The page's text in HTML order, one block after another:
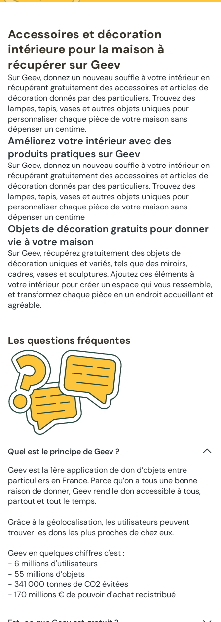
Accessoires et décoration
intérieure pour la maison à
récupérer sur Geev
Sur Geev, donnez un nouveau souffle à votre intérieur en
récupérant gratuitement des accessoires et articles de
décoration donnés par des particuliers. Trouvez des
lampes, tapis, vases et autres objets uniques pour
personnaliser chaque pièce de votre maison sans
dépenser un centime.
Améliorez votre intérieur avec des
produits pratiques sur Geev
Sur Geev, donnez un nouveau souffle à votre intérieur en
récupérant gratuitement des accessoires et articles de
décoration donnés par des particuliers. Trouvez des
lampes, tapis, vases et autres objets uniques pour
personnaliser chaque pièce de votre maison sans
dépenser un centime
Objets de décoration gratuits pour donner
vie à votre maison
Sur Geev, récupérez gratuitement des objets de
décoration uniques et variés, tels que des miroirs,
cadres, vases et sculptures. Ajoutez ces éléments à
votre intérieur pour créer un espace qui vous ressemble,
et transformez chaque pièce en un endroit accueillant et
agréable.
Les questions fréquentes
Quel est le principe de Geev ?
Geev est la 1ère application de don d’objets entre
particuliers en France. Parce qu’on a tous une bonne
raison de donner, Geev rend le don accessible à tous,
partout et tout le temps.
Grâce à la géolocalisation, les utilisateurs peuvent
trouver les dons les plus proches de chez eux.
Geev en quelques chiffres c'est :
- 6 millions d'utilisateurs
- 55 millions d’objets
- 341 000 tonnes de CO2 évitées
- 170 millions € de pouvoir d'achat redistribué